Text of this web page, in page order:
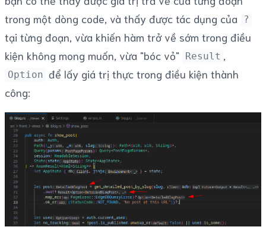
trong một dòng code, và thấy được tác dụng của
?
tại từng đoạn, vừa khiến hàm trở về sớm trong điều
kiện không mong muốn, vừa "bóc vỏ"
Result
Option để lấy giá trị thực trong điều kiện thành
công: